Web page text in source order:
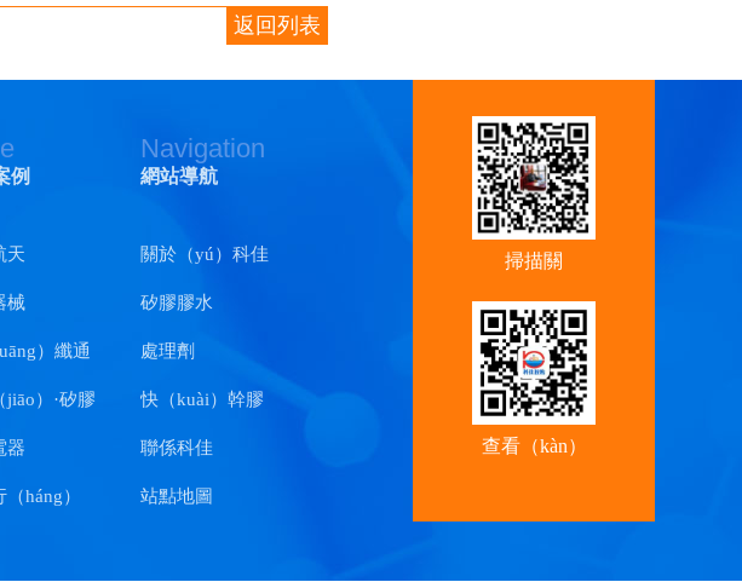
返回列表
例
天
械
）纖通
jiāo）·矽膠
器
háng）
Navigation
網站導航
關於（yú）科佳
矽膠膠水
處理劑
快（kuài）幹膠
聯係科佳
站點地圖
掃描關
（guān）注香
蕉视频官
查看（kàn）